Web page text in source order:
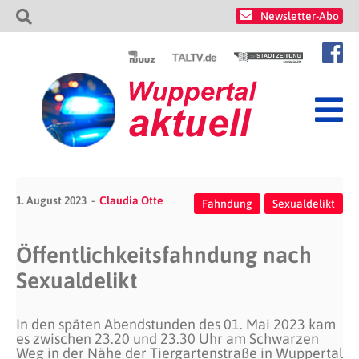
Newsletter-Abo
1. August 2023 Claudia Otte Fahndung Sexualdelikt
Öffentlichkeitsfahndung nach
Sexualdelikt
In den späten Abendstunden des 01. Mai 2023 kam
es zwischen 23.20 und 23.30 Uhr am Schwarzen
Weg in der Nähe der Tiergartenstraße in Wuppertal